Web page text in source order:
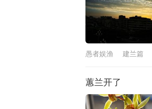
愚者娱渔 建兰篇
蕙兰开了